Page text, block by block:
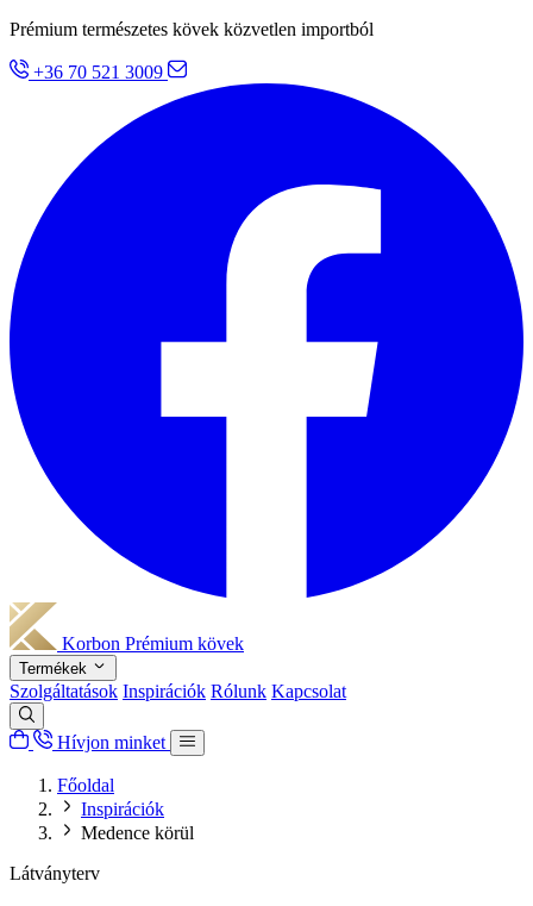
Prémium természetes kövek közvetlen importból
+36 70 521 3009
Korbon Prémium kövek
Termékek
Szolgáltatások Inspirációk Rólunk Kapcsolat
Hívjon minket
Főoldal
Inspirációk
Medence körül
Látványterv